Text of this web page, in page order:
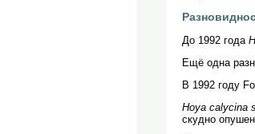
До 1992 года
Ещё одна
В 1992 году
Hoya calycina
скудно